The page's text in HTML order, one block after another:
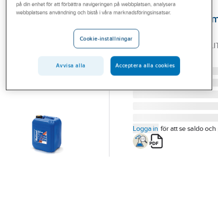
Branscher UNIPAK
Multiseal Kloak
MULTISEAL SEWER 10
Artikelnummer:
Lev. artikelnr:
8022100
Logga in för att se saldo och
på din enhet för att förbättra navigeringen på webbplatsen, analysera
webbplatsens användning och bistå i våra marknadsföringsinsatser.
Cookie-inställningar
Avvisa alla Acceptera alla cookies